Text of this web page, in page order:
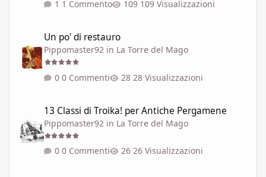
1 Commento 109 Visualizzazioni
Un po' di restauro
Pippomaster92 in La Torre del Mago
0 Commenti 28 Visualizzazioni
13 Classi di Troika! per Antiche Pergamene
Pippomaster92 in La Torre del Mago
0 Commenti 26 Visualizzazioni